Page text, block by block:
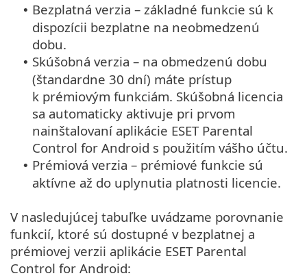
• Bezplatná verzia – základné funkcie sú k
dispozícii bezplatne na neobmedzenú
dobu.
• Skúšobná verzia – na obmedzenú dobu
(štandardne 30 dní) máte prístup
k prémiovým funkciám. Skúšobná licencia
sa automaticky aktivuje pri prvom
nainštalovaní aplikácie ESET Parental
Control for Android s použitím vášho účtu.
• Prémiová verzia – prémiové funkcie sú
aktívne až do uplynutia platnosti licencie.
V nasledujúcej tabuľke uvádzame porovnanie
funkcií, ktoré sú dostupné v bezplatnej a
prémiovej verzii aplikácie ESET Parental
Control for Android: